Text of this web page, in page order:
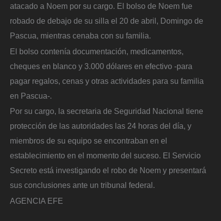
atacado a Noem por su cargo. El bolso de Noem fue
robado de debajo de su silla el 20 de abril, Domingo de
Pascua, mientras cenaba con su familia.
El bolso contenía documentación, medicamentos,
cheques en blanco y 3.000 dólares en efectivo -para
pagar regalos, cenas y otras actividades para su familia
en Pascua-.
Por su cargo, la secretaria de Seguridad Nacional tiene
protección de las autoridades las 24 horas del día, y
miembros de su equipo se encontraban en el
establecimiento en el momento del suceso. El Servicio
Secreto está investigando el robo de Noem y presentará
sus conclusiones ante un tribunal federal.
AGENCIA EFE